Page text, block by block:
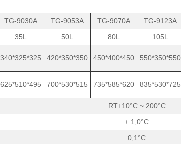
TG-9030A TG-9053A TG-9070A TG-9123A
35L 50L 80L 105L
340*325*325 420*350*350 450*400*450 550*350*550
625*510*495 700*530*515 735*585*620 835*530*725
RT+10°C ~ 200°C
± 1,0°C
0,1°C